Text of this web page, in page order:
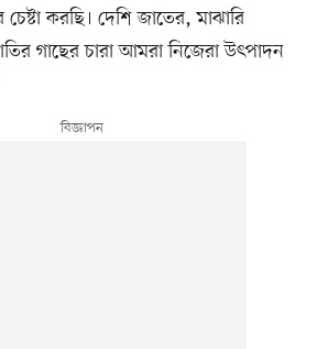
করছি। দেশি জাতের, মাঝারি
গাছের চারা আমরা নিজেরা উৎপাদন